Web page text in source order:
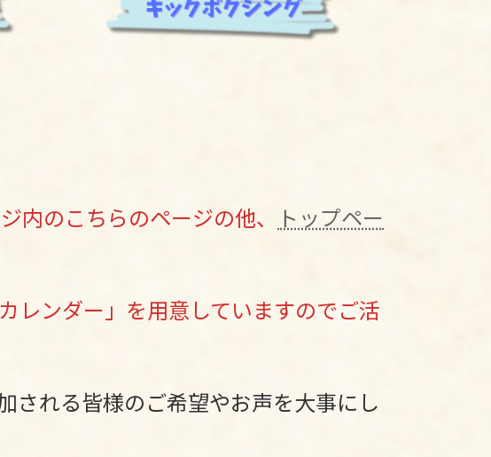
のこちらのページの他、
トップペー
レンダー」を用意していますのでご活
される皆様のご希望やお声を大事にし